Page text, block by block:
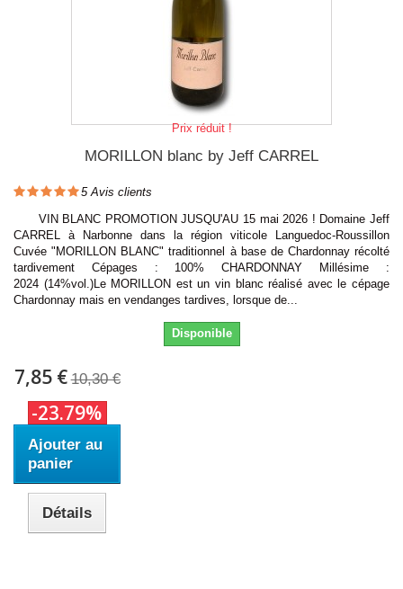
Prix réduit !
MORILLON blanc by Jeff CARREL
5Avis clients
VIN BLANC PROMOTION JUSQU'AU 15 mai 2026 ! Domaine Jeff
CARREL à Narbonne dans la région viticole Languedoc-Roussillon
Cuvée "MORILLON BLANC" traditionnel à base de Chardonnay récolté
tardivement Cépages : 100% CHARDONNAY Millésime :
2024 (14%vol.)Le MORILLON est un vin blanc réalisé avec le cépage
Chardonnay mais en vendanges tardives, lorsque de...
Disponible
7,85 € 10,30 €
-23.79%
Ajouter au
panier
Détails